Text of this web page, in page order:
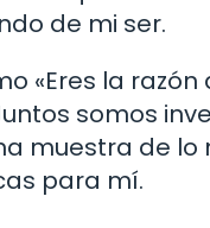
de mi ser.
«Eres la razón
somos
muestra de lo
para mí.